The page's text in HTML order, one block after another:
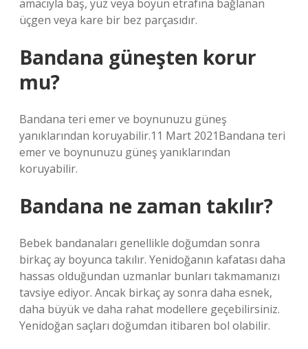
amacıyla baş, yüz veya boyun etrafına bağlanan
üçgen veya kare bir bez parçasıdır.
Bandana güneşten korur
mu?
Bandana teri emer ve boynunuzu güneş
yanıklarından koruyabilir.11 Mart 2021Bandana teri
emer ve boynunuzu güneş yanıklarından
koruyabilir.
Bandana ne zaman takılır?
Bebek bandanaları genellikle doğumdan sonra
birkaç ay boyunca takılır. Yenidoğanın kafatası daha
hassas olduğundan uzmanlar bunları takmamanızı
tavsiye ediyor. Ancak birkaç ay sonra daha esnek,
daha büyük ve daha rahat modellere geçebilirsiniz.
Yenidoğan saçları doğumdan itibaren bol olabilir.